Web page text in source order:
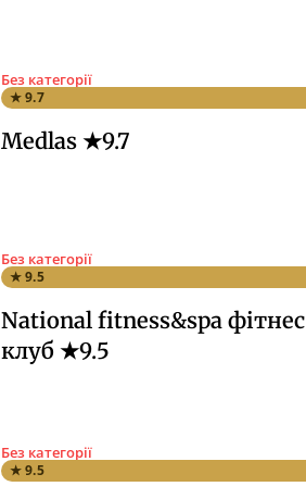
Без категорії
★ 9.7
Medlas ★9.7
Без категорії
★ 9.5
National fitness&spa фітнес
клуб ★9.5
Без категорії
★ 9.5